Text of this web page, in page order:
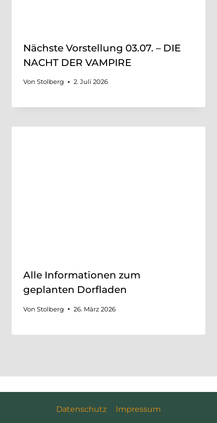
Nächste Vorstellung 03.07. – DIE
NACHT DER VAMPIRE
Von Stolberg 2. Juli 2026
Alle Informationen zum
geplanten Dorfladen
Von Stolberg 26. März 2026
Datenschutz Impressum